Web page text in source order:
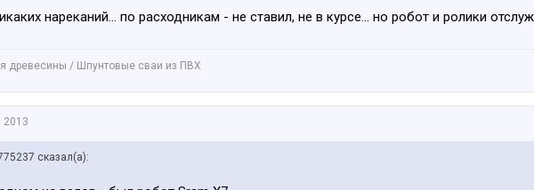
нареканий... по расходникам - не ставил, не в курсе... но робот и ролики
древесины / Шпунтовые сваи из ПВХ
2013
сказал(а):